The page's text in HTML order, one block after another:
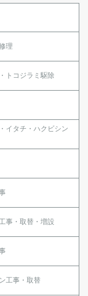
理
トコジラミ駆除
イタチ・ハクビシン
事・取替・増設
工事・取替